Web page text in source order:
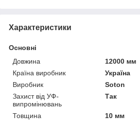
Характеристики
Основні
Довжина
12000 мм
Країна виробник
Україна
Виробник
Soton
Захист від УФ-
випромінювань
Так
Товщина
10 мм